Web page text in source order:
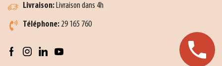
Livraison:Livraison dans 4h
Téléphone: 29 165 760